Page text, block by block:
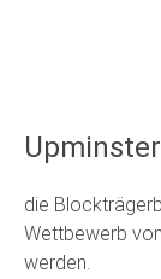
die
Wettbewerb
werden.